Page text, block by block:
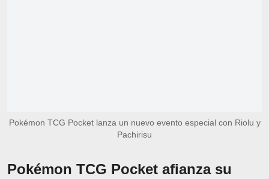
Pokémon TCG Pocket lanza un nuevo evento especial con Riolu y
Pachirisu
Pokémon TCG Pocket afianza su